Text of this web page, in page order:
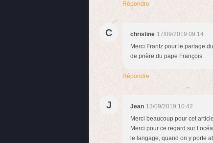
Répondre
C christine 17/09/2019 09:14
Merci Frantz pour le partage
de prière du pape François.
Répondre
J Jean 13/09/2019 10:42
Merci beaucoup pour cet
Merci pour ce regard sur
le langage, quand on y porte